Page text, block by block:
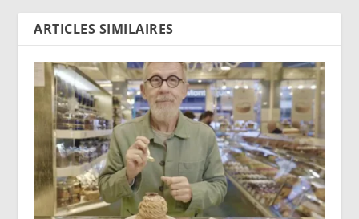
ARTICLES SIMILAIRES